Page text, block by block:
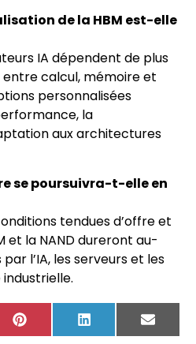
de la HBM est-elle
IA dépendent de plus
entre calcul, mémoire et
personnalisées
la
aux architectures
se poursuivra-t-elle en
tendues d’offre et
et la NAND dureront au-
l’IA, les serveurs et les
Pinterest LinkedIn Email